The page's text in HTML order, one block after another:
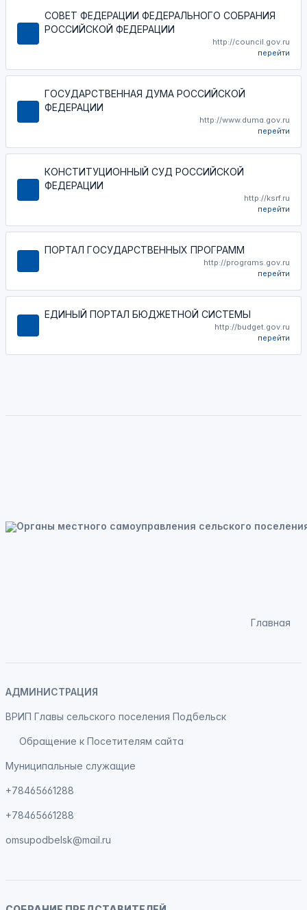
СОВЕТ ФЕДЕРАЦИИ ФЕДЕРАЛЬНОГО СОБРАНИЯ
РОССИЙСКОЙ ФЕДЕРАЦИИ
http://council.gov.ru
перейти
ГОСУДАРСТВЕННАЯ ДУМА РОССИЙСКОЙ
ФЕДЕРАЦИИ
http://www.duma.gov.ru
перейти
КОНСТИТУЦИОННЫЙ СУД РОССИЙСКОЙ
ФЕДЕРАЦИИ
http://ksrf.ru
перейти
ПОРТАЛ ГОСУДАРСТВЕННЫХ ПРОГРАММ
http://programs.gov.ru
перейти
ЕДИНЫЙ ПОРТАЛ БЮДЖЕТНОЙ СИСТЕМЫ
http://budget.gov.ru
перейти
Главная
АДМИНИСТРАЦИЯ
ВРИП Главы сельского поселения Подбельск
Обращение к Посетителям сайта
Муниципальные служащие
+78465661288
+78465661288
omsupodbelsk@mail.ru